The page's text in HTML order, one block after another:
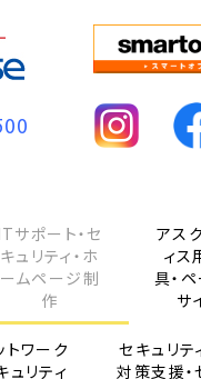
サポート・セ
キュリティ・ホ
ームページ制
作
アス
ィス
具・
サ
トワーク
ュリティ
セキュリテ
対策支援・